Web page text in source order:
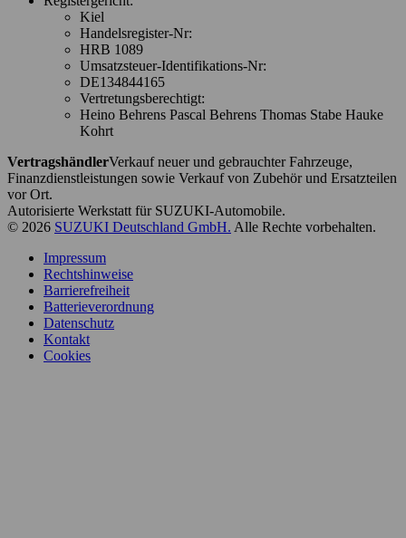
Kiel
Handelsregister-Nr:
HRB 1089
Umsatzsteuer-Identifikations-Nr:
DE134844165
Vertretungsberechtigt:
Heino Behrens Pascal Behrens Thomas Stabe Hauke
Kohrt
VertragshändlerVerkauf neuer und gebrauchter Fahrzeuge,
Finanzdienstleistungen sowie Verkauf von Zubehör und Ersatzteilen
vor Ort.
Autorisierte Werkstatt für SUZUKI-Automobile.
© 2026 SUZUKI Deutschland GmbH. Alle Rechte vorbehalten.
Impressum
Rechtshinweise
Barrierefreiheit
Batterieverordnung
Datenschutz
Kontakt
Cookies